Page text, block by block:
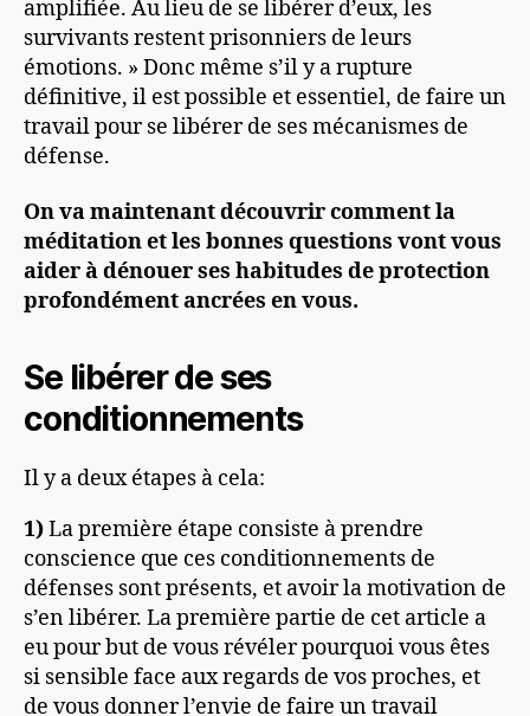
amplifiée. Au lieu de se libérer d’eux, les
survivants restent prisonniers de leurs
émotions. » Donc même s’il y a rupture
définitive, il est possible et essentiel, de faire un
travail pour se libérer de ses mécanismes de
défense.
On va maintenant découvrir comment la
méditation et les bonnes questions vont vous
aider à dénouer ses habitudes de protection
profondément ancrées en vous.
Se libérer de ses
conditionnements
Il y a deux étapes à cela:
1)La première étape consiste à prendre
conscience que ces conditionnements de
défenses sont présents, et avoir la motivation de
s’en libérer. La première partie de cet article a
eu pour but de vous révéler pourquoi vous êtes
si sensible face aux regards de vos proches, et
de vous donner l’envie de faire un travail